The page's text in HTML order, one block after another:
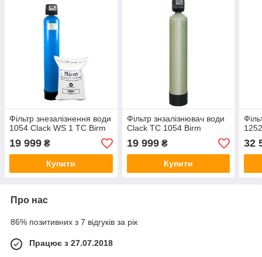
Фільтр знезалізнення води
1054 Clack WS 1 TC Birm
19 999 ₴
Купити
Фільтр знзалізнювач води
Clack TC 1054 Birm
19 999₴
Купити
32
Про нас
86% позитивних з 7 відгуків за рік
Працює з 27.07.2018